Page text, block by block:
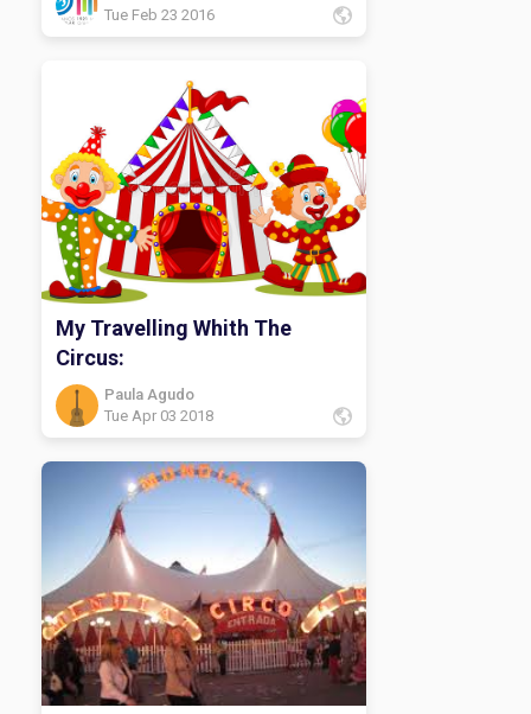
Tue Feb 23 2016
My Travelling Whith The
Circus:
Paula Agudo
Tue Apr 03 2018